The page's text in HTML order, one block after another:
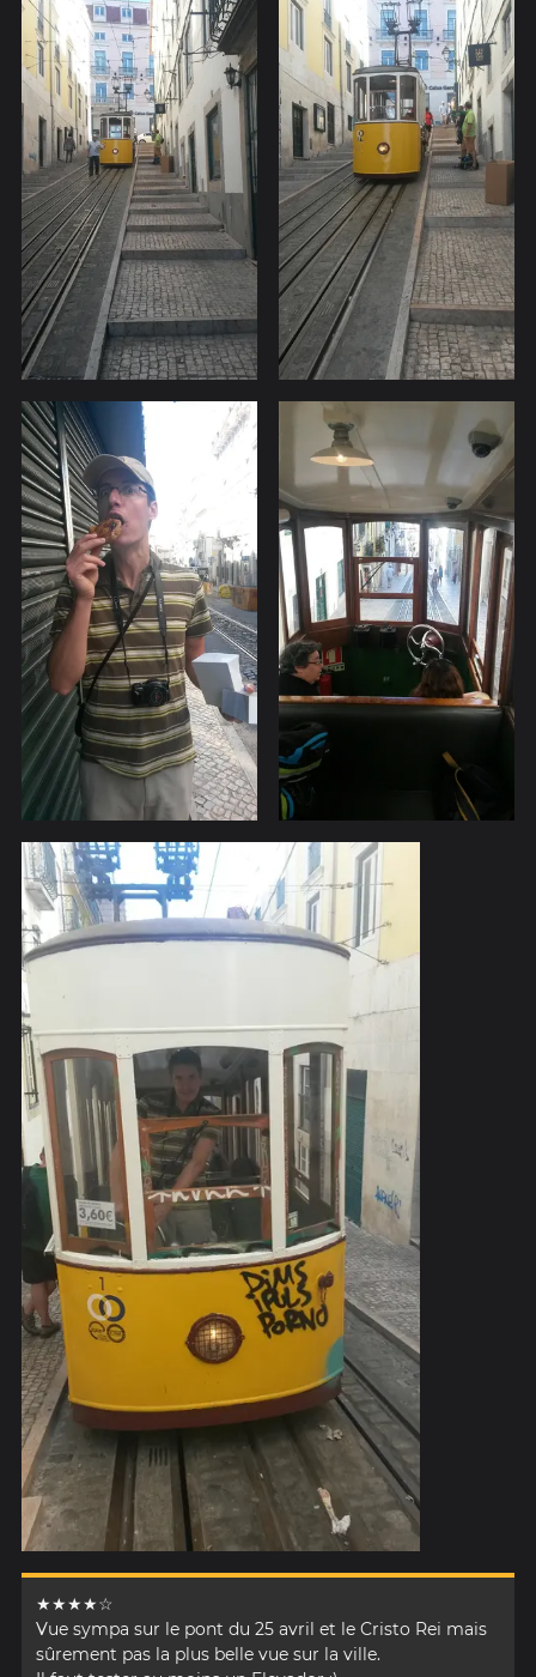
★★★★☆
Vue sympa sur le pont du 25 avril et le Cristo Rei mais
sûrement pas la plus belle vue sur la ville.